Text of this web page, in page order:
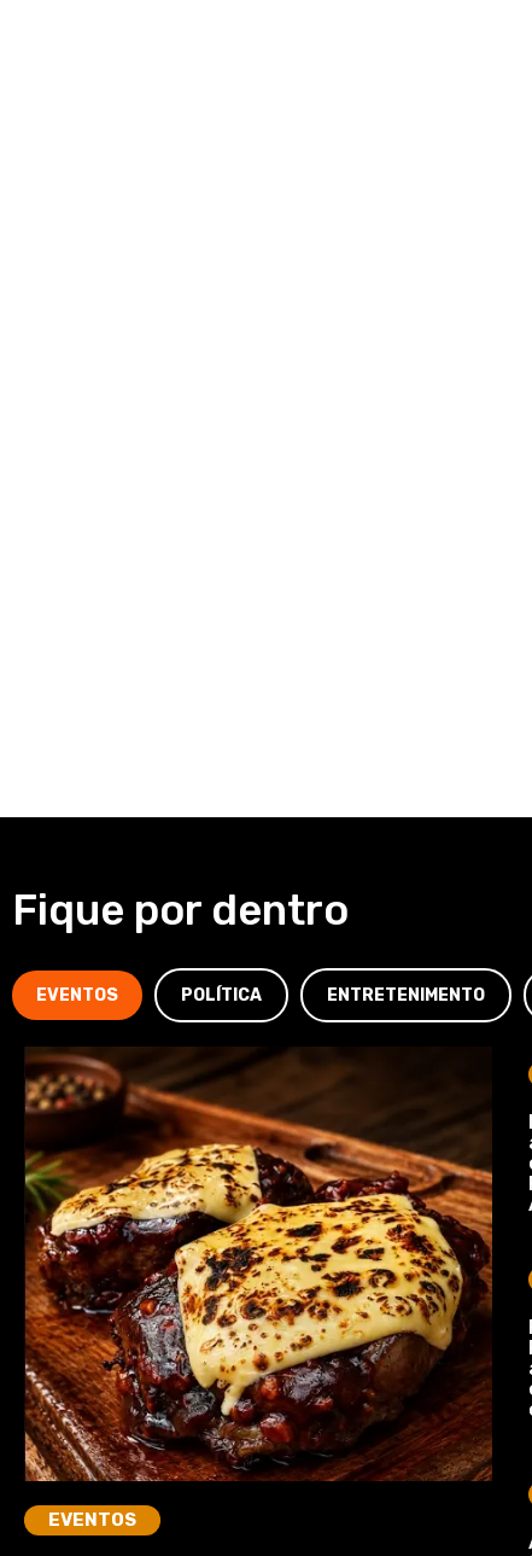
Fique por dentro
EVENTOS POLÍTICA ENTRETENIMENTO
EVENTOS